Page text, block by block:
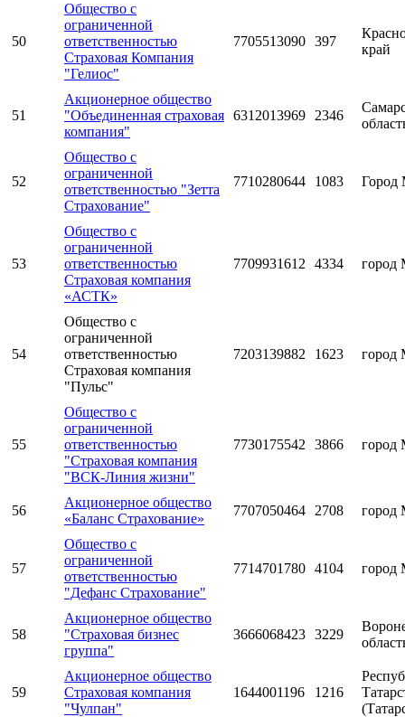
50
Общество с
ограниченной
ответственностью
Страховая Компания
"Гелиос"
7705513090 397
край
51
Акционерное общество
"Объединенная страховая
компания"
6312013969 2346
52
Общество с
ограниченной
ответственностью "Зетта
Страхование"
7710280644 1083 Город
53
Общество с
ограниченной
ответственностью
Страховая компания
«АСТК»
7709931612 4334 город
54
Общество с
ограниченной
ответственностью
Страховая компания
"Пульс"
7203139882 1623 город
55
Общество с
ограниченной
ответственностью
"Страховая компания
"ВСК-Линия жизни"
7730175542 3866 город
56
Акционерное общество
«Баланс Страхование»
7707050464 2708 город
57
Общество с
ограниченной
ответственностью
"Дефанс Страхование"
7714701780 4104 город
58
Акционерное общество
"Страховая бизнес
группа"
3666068423 3229
59
Акционерное общество
Страховая компания
"Чулпан"
1644001196 1216